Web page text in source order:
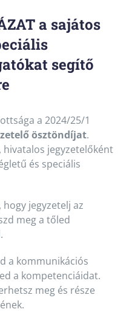
a sajátos
segítő
a 2024/25/1
ösztöndíjat.
hivatalos jegyzetelőként
és speciális
jegyzetelj az
meg a tőled
a kommunikációs
a kompetenciáidat.
meg és része